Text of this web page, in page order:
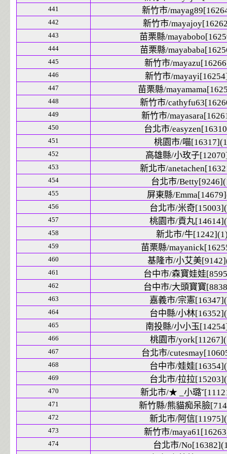
441 新竹市/
442 新竹市/
443 苗栗縣/
444 苗栗縣/
445 新竹市/
446 新竹市/
447 苗栗縣/
448 新竹市/
449 新竹市/
450 台北市/
451 桃園市/喵
452 高雄縣/小玫子
453 新北市/
454 台北市/
455 屏東縣/
456 台北市/米奇
457 桃園市/貢丸
458 新北市/牛
459 苗栗縣/
460 基隆市/小艾美
461 台中市/森寶娃娃
462 台中市/大頭寶寶
463 嘉義市/宗憲
464 台中縣/小林
465 南投縣/小小玉
466 桃園市/
467 台北市/
468 台中市/娃娃
469 台北市/拉拉
470 新北市/★ _小璐
471 新竹縣/熊貓痴呆臉
472 新北市/阿信
473 新竹市/
474 台北市/